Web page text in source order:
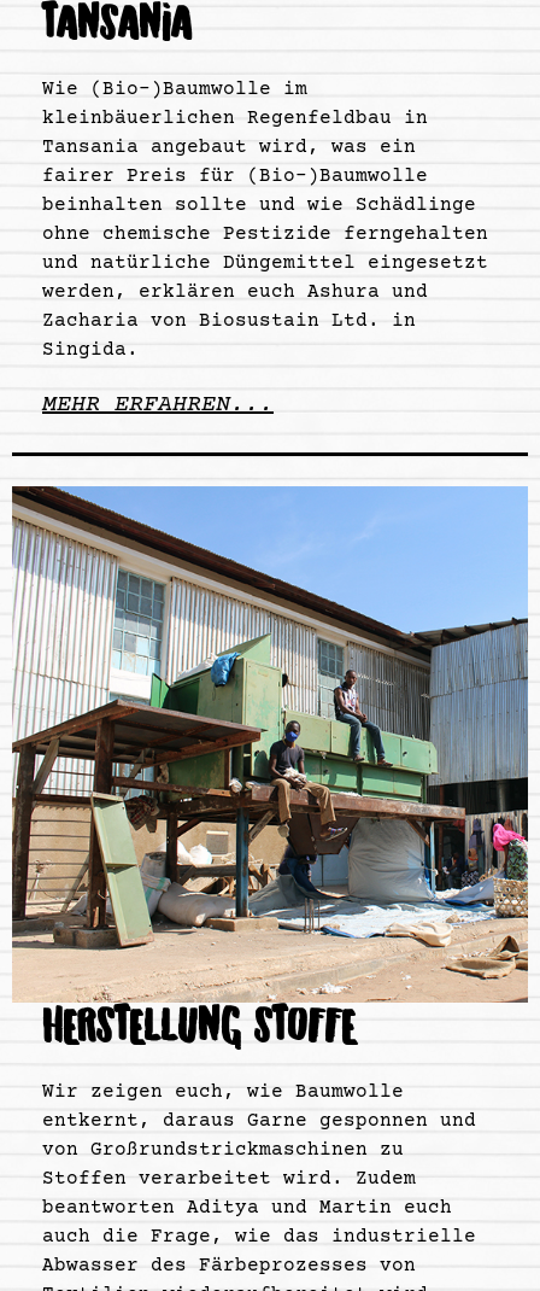
TANSANIA
Wie (Bio-)Baumwolle im
kleinbäuerlichen Regenfeldbau in
Tansania angebaut wird, was ein
fairer Preis für (Bio-)Baumwolle
beinhalten sollte und wie Schädlinge
ohne chemische Pestizide ferngehalten
und natürliche Düngemittel eingesetzt
werden, erklären euch Ashura und
Zacharia von Biosustain Ltd. in
Singida.
MEHR ERFAHREN...
HERSTELLUNG STOFFE
Wir zeigen euch, wie Baumwolle
entkernt, daraus Garne gesponnen und
von Großrundstrickmaschinen zu
Stoffen verarbeitet wird. Zudem
beantworten Aditya und Martin euch
auch die Frage, wie das industrielle
Abwasser des Färbeprozesses von